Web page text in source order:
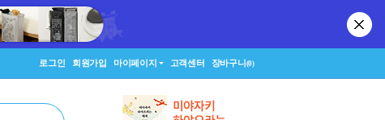
로그인 회원가입 마이페이지 고객센터 장바구니(0)